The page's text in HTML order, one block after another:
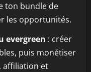
ton bundle de
les opportunités.
evergreen : créer
puis monétiser
affiliation et